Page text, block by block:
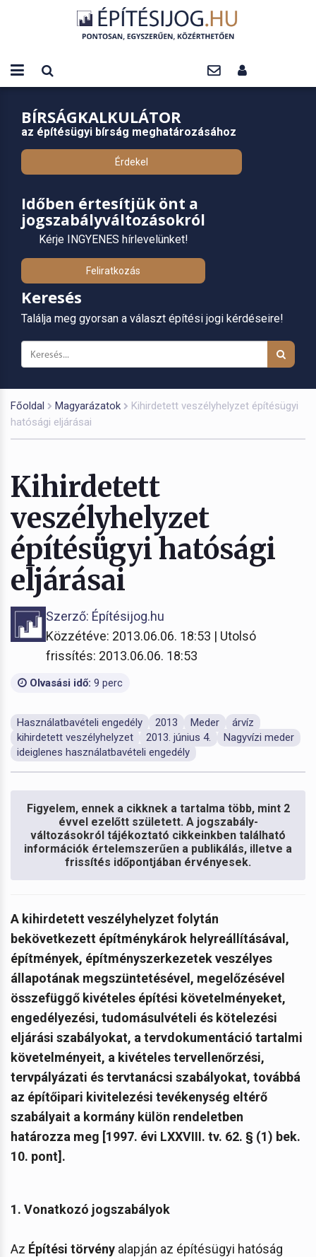
BÍRSÁGKALKULÁTOR
az építésügyi bírság meghatározásához
Érdekel
Időben értesítjük önt a
jogszabályváltozásokról
Kérje INGYENES hírlevelünket!
Feliratkozás
Keresés
Találja meg gyorsan a választ építési jogi kérdéseire!
Főoldal Magyarázatok
Kihirdetett veszélyhelyzet építésügyi
hatósági eljárásai
Kihirdetett
veszélyhelyzet
építésügyi hatósági
eljárásai
Szerző: Építésijog.hu
Közzétéve: 2013.06.06. 18:53 | Utolsó
frissítés: 2013.06.06. 18:53
Olvasási idő: 9 perc
Használatbavételi engedély 2013 Meder
árvíz
kihirdetett veszélyhelyzet
2013. június 4.
Nagyvízi meder
ideiglenes használatbavételi engedély
Figyelem, ennek a cikknek a tartalma több, mint 2
évvel ezelőtt született. A jogszabály-
változásokról tájékoztató cikkeinkben található
információk értelemszerűen a publikálás, illetve a
frissítés időpontjában érvényesek.
A kihirdetett veszélyhelyzet folytán
bekövetkezett építménykárok helyreállításával,
építmények, építményszerkezetek veszélyes
állapotának megszüntetésével, megelőzésével
összefüggő kivételes építési követelményeket,
engedélyezési, tudomásulvételi és kötelezési
eljárási szabályokat, a tervdokumentáció tartalmi
követelményeit, a kivételes tervellenőrzési,
tervpályázati és tervtanácsi szabályokat, továbbá
az építőipari kivitelezési tevékenység eltérő
szabályait a kormány külön rendeletben
határozza meg [1997. évi LXXVIII. tv. 62. § (1) bek.
10. pont].
1. Vonatkozó jogszabályok
Az Építési törvény alapján az építésügyi hatóság